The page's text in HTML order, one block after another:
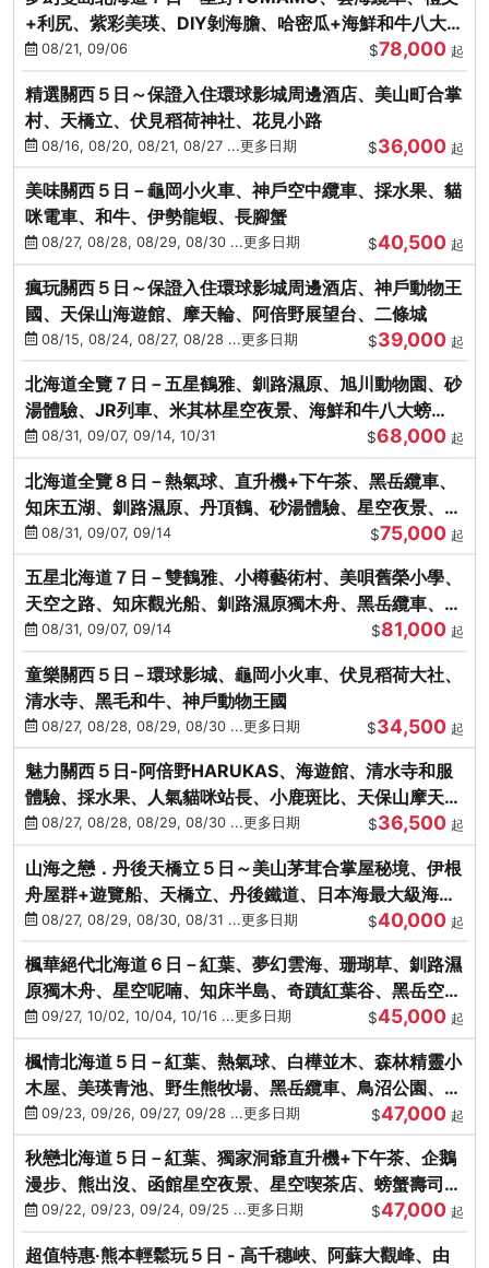
+利尻、紫彩美瑛、DIY剝海膽、哈密瓜+海鮮和牛八大螃
蟹吃到飽
08/21, 09/06 $78,000 起
精選關西５日～保證入住環球影城周邊酒店、美山町合掌
村、天橋立、伏見稻荷神社、花見小路
08/16, 08/20, 08/21, 08/27 ...更多日期 $36,000 起
美味關西５日－龜岡小火車、神戶空中纜車、採水果、貓
咪電車、和牛、伊勢龍蝦、長腳蟹
08/27, 08/28, 08/29, 08/30 ...更多日期 $40,500 起
瘋玩關西５日～保證入住環球影城周邊酒店、神戶動物王
國、天保山海遊館、摩天輪、阿倍野展望台、二條城
08/15, 08/24, 08/27, 08/28 ...更多日期 $39,000 起
北海道全覽７日－五星鶴雅、釧路濕原、旭川動物園、砂
湯體驗、JR列車、米其林星空夜景、海鮮和牛八大螃
蟹、卡哇依熊牧場
08/31, 09/07, 09/14, 10/31 $68,000 起
北海道全覽８日－熱氣球、直升機+下午茶、黑岳纜車、
知床五湖、釧路濕原、丹頂鶴、砂湯體驗、星空夜景、洞
爺花火、螃蟹懷石料理
08/31, 09/07, 09/14 $75,000 起
五星北海道７日－雙鶴雅、小樽藝術村、美唄舊榮小學、
天空之路、知床觀光船、釧路濕原獨木舟、黑岳纜車、流
冰硝子館DIY玻璃杯
08/31, 09/07, 09/14 $81,000 起
童樂關西５日－環球影城、龜岡小火車、伏見稻荷大社、
清水寺、黑毛和牛、神戶動物王國
08/27, 08/28, 08/29, 08/30 ...更多日期 $34,500 起
魅力關西５日-阿倍野HARUKAS、海遊館、清水寺和服
體驗、採水果、人氣貓咪站長、小鹿斑比、天保山摩天
輪、水上巴士
08/27, 08/28, 08/29, 08/30 ...更多日期 $36,500 起
山海之戀．丹後天橋立５日～美山茅茸合掌屋秘境、伊根
舟屋群+遊覽船、天橋立、丹後鐵道、日本海最大級海鮮
市場08/27, 08/29, 08/30, 08/31 ...更多日期 $40,000 起
楓華絕代北海道６日－紅葉、夢幻雲海、珊瑚草、釧路濕
原獨木舟、星空呢喃、知床半島、奇蹟紅葉谷、黑岳空中
纜車、旭山動物園
09/27, 10/02, 10/04, 10/16 ...更多日期 $45,000 起
楓情北海道５日－紅葉、熱氣球、白樺並木、森林精靈小
木屋、美瑛青池、野生熊牧場、黑岳纜車、鳥沼公園、紅
葉奇蹟谷、螃蟹吃到飽
09/23, 09/26, 09/27, 09/28 ...更多日期 $47,000 起
秋戀北海道５日－紅葉、獨家洞爺直升機+下午茶、企鵝
漫步、熊出沒、函館星空夜景、星空喫茶店、螃蟹壽司、
海膽、三大螃蟹放題
09/22, 09/23, 09/24, 09/25 ...更多日期 $47,000 起
超值特惠‧熊本輕鬆玩５日 - 高千穗峽、阿蘇大觀峰、由